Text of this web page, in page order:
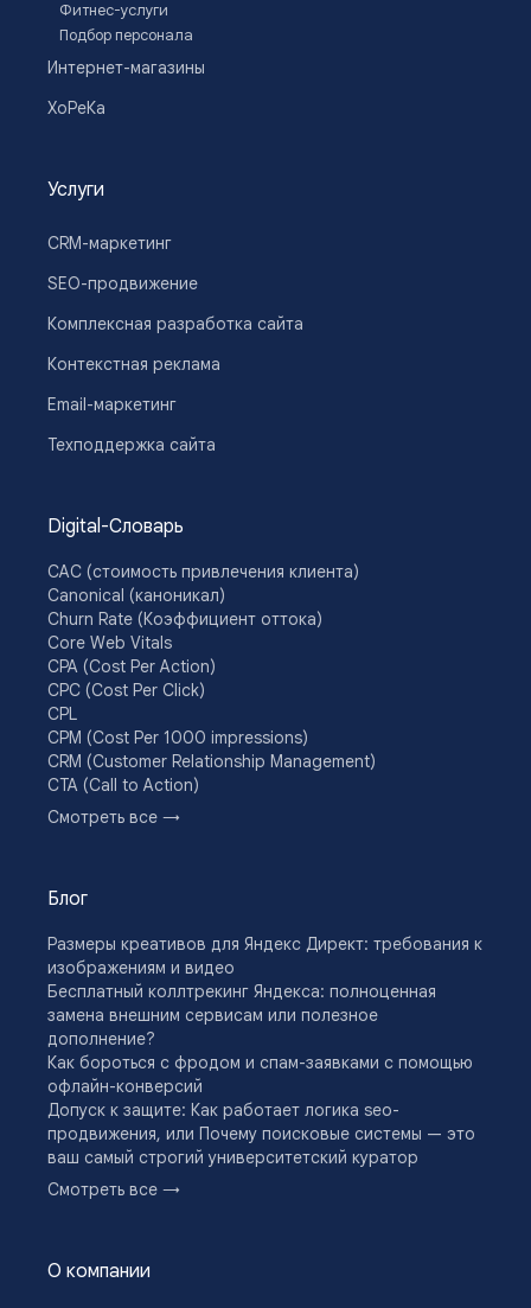
Фитнес-услуги
Подбор персонала
Интернет-магазины
ХоРеКа
Услуги
CRM-маркетинг
SEO-продвижение
Комплексная разработка сайта
Контекстная реклама
Email-маркетинг
Техподдержка сайта
Digital-Словарь
CAC (стоимость привлечения клиента)
Canonical (каноникал)
Churn Rate (Коэффициент оттока)
Core Web Vitals
CPA (Cost Per Action)
CPC (Cost Per Click)
CPL
CPM (Cost Per 1000 impressions)
CRM (Customer Relationship Management)
CTA (Call to Action)
CTR (Click Through Rate)
Drip-кампании
E-E-A-T
Engagement Rate
KPI
Lead Nurturing
Look-alike (LAL) аудитория
LTV (Lifetime Value)
Off-Page SEO
On-Page SEO
Open Rate
Performance-маркетинг
Pixel-трекинг
PPC (Pay-Per-Click)
robots.txt
ROI
Смотреть все →
Блог
Размеры креативов для Яндекс Директ: требования к
изображениям и видео
Бесплатный коллтрекинг Яндекса: полноценная
замена внешним сервисам или полезное
дополнение?
Как бороться с фродом и спам-заявками с помощью
офлайн-конверсий
Допуск к защите: Как работает логика seo-
продвижения, или Почему поисковые системы — это
ваш самый строгий университетский куратор
5 причин, почему сайт на tilda — это плохо для
бизнеса
в одном месте
Смотреть все →
О компании